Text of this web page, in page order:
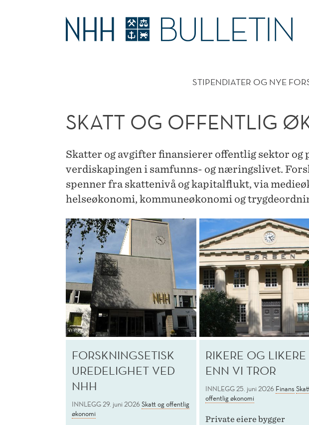
STIPENDIATER OG NYE
SKATT OG OFFENTLIG
Skatter og avgifter finansierer offentlig sektor og
verdiskapingen i samfunns- og næringslivet.
spenner fra skattenivå og kapitalflukt, via
helseøkonomi, kommuneøkonomi og
FORSKNINGSETISK
UREDELIGHET VED
NHH
INNLEGG29. juni 2026Skatt og offentlig
økonomi
RIKERE OG LIKERE
ENN VI TROR
INNLEGG25. juni 2026 Finans
offentlig økonomi
Private eiere bygger